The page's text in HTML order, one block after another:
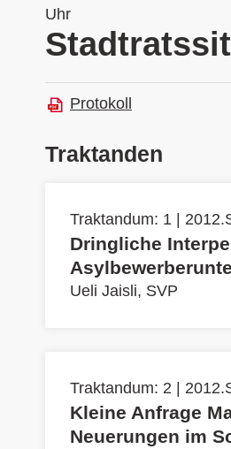
Uhr
Protokoll
Traktanden
Traktandum: 1 |
Dringliche
Ueli Jaisli, SVP
Traktandum: 2 |
Kleine Anfrage
Neuerungen im